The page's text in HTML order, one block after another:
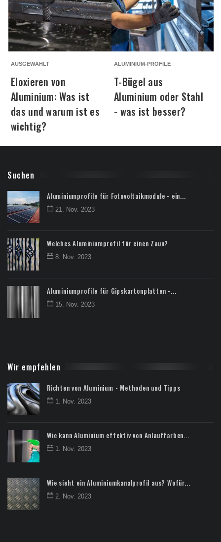
AUSGEWÄHLT
Eloxieren von
Aluminium: Was ist
das und warum ist es
wichtig?
ALUMINIUM-PROFILE
T-Bügel aus
Aluminium oder Stahl
- was ist besser?
Suchen
Aluminiumprofile für Fotovoltaikmodule - ein...
21. Nov. 2023
Welches Aluminiumprofil für einen Zaun?
8. Nov. 2023
Aluminiumprofile für Gipskartonplatten -...
15. Nov. 2023
Wir empfehlen
Richten von Aluminium - Methoden und Tipps
1. Nov. 2023
Wie kann Aluminium effektiv von Anlauffarben...
1. Nov. 2023
Wie sieht ein Aluminiumkanalprofil aus? Wofür...
2. Nov. 2023